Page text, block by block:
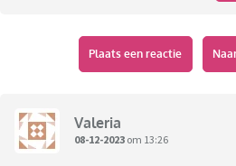
voor iedereen die de school als
Plaats een reactie
Valeria
08-12-2023 om 13:26